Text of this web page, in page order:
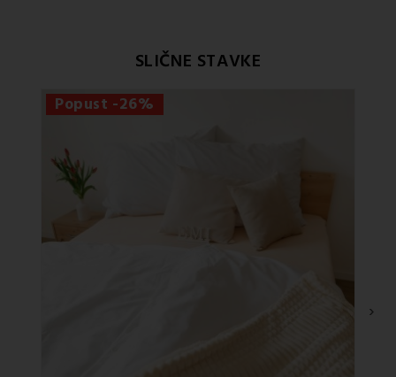
SLIČNE STAVKE
Popust -26%
›